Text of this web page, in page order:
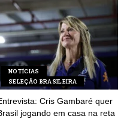
NOTÍCIAS
SELEÇÃO BRASILEIRA
Cris Gambaré quer
jogando em casa na reta